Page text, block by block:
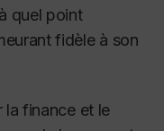
quel point
fidèle à son
la finance et le